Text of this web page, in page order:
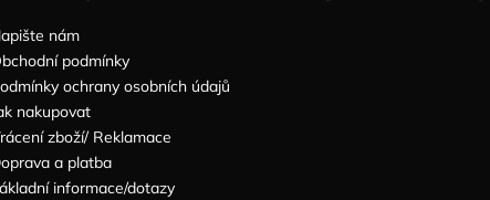
nám
podmínky
ochrany osobních údajů
nakupovat
zboží/ Reklamace
a platba
informace/dotazy